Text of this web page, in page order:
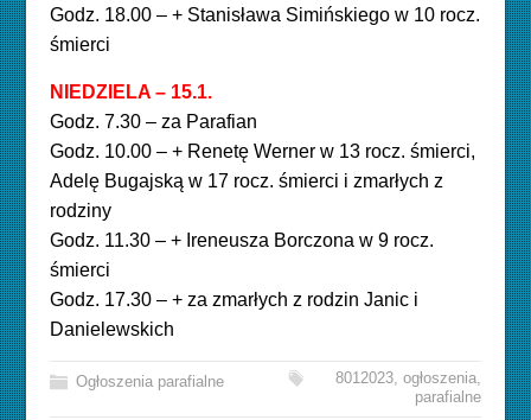
Godz. 18.00 – + Stanisława Simińskiego w 10 rocz.
śmierci
NIEDZIELA – 15.1.
Godz. 7.30 – za Parafian
Godz. 10.00 – + Renetę Werner w 13 rocz. śmierci,
Adelę Bugajską w 17 rocz. śmierci i zmarłych z
rodziny
Godz. 11.30 – + Ireneusza Borczona w 9 rocz.
śmierci
Godz. 17.30 – + za zmarłych z rodzin Janic i
Danielewskich
Ogłoszenia parafialne 8012023, ogłoszenia,
parafialne